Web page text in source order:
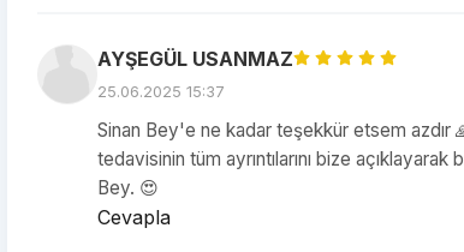
AYŞEGÜL USANMAZ
25.06.2025 15:37
Sinan Bey'e ne kadar teşekkür etsem azdır
tedavisinin tüm ayrıntılarını bize
Bey. 😍
Cevapla